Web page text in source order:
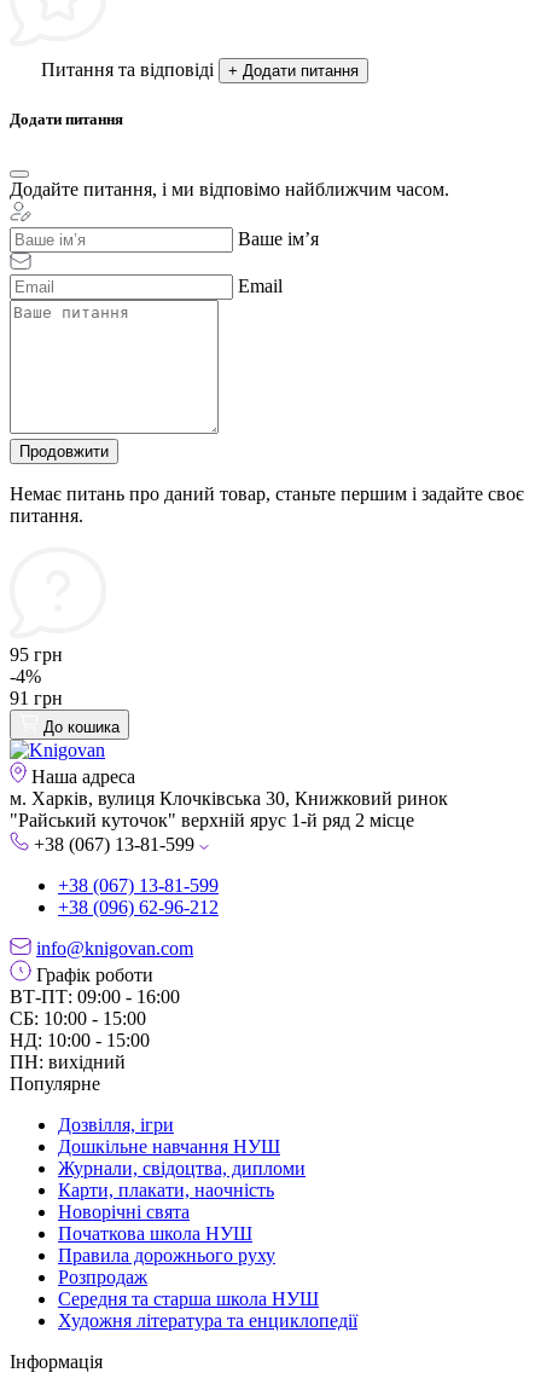
Питання та відповіді + Додати питання
Додати питання
Додайте питання, і ми відповімо найближчим часом.
Ваше ім’я
Email
Продовжити
Немає питань про даний товар, станьте першим і задайте своє
питання.
95 грн
-4%
91 грн
До кошика
Наша адреса
м. Харків, вулиця Клочківська 30, Книжковий ринок
"Райський куточок" верхній ярус 1-й ряд 2 місце
+38 (067) 13-81-599
+38 (067) 13-81-599
+38 (096) 62-96-212
info@knigovan.com
Графік роботи
ВТ-ПТ: 09:00 - 16:00
СБ: 10:00 - 15:00
НД: 10:00 - 15:00
ПН: вихідний
Популярне
Дозвілля, ігри
Дошкільне навчання НУШ
Журнали, свідоцтва, дипломи
Карти, плакати, наочність
Новорічні свята
Початкова школа НУШ
Правила дорожнього руху
Розпродаж
Середня та старша школа НУШ
Художня література та енциклопедії
Інформація